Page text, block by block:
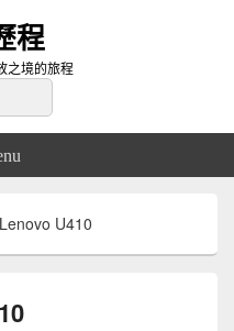
程
之境的旅程
U410